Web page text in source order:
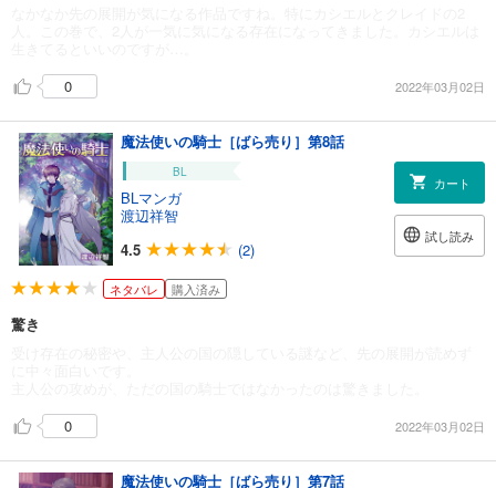
0
2022年03月02日
魔法使いの騎士［ばら売り］第8話
BL
BLマンガ
渡辺祥智
4.5
(2)
カート
試し読み
ネタバレ 購入済み
驚き
0
2022年03月02日
魔法使いの騎士［ばら売り］第7話